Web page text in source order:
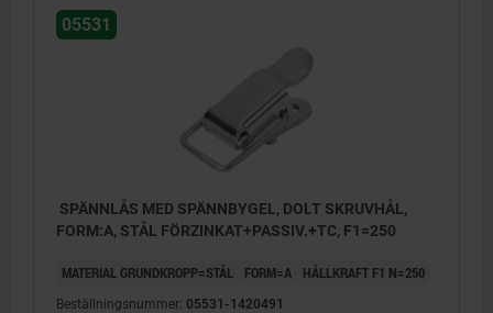
05531
SPÄNNLÅS MED SPÄNNBYGEL, DOLT SKRUVHÅL,
FORM:A, STÅL FÖRZINKAT+PASSIV.+TC, F1=250
MATERIAL GRUNDKROPP=STÅL FORM=A HÅLLKRAFT F1 N=250
Beställningsnummer: 05531-1420491